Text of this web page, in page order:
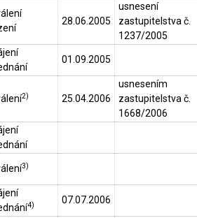
28.06.2005
usnesení
zastupitelstva č.
1237/2005
01.09.2005
2) 25.04.2006
usnesením
zastupitelstva č.
1668/2006
3)
4) 07.07.2006